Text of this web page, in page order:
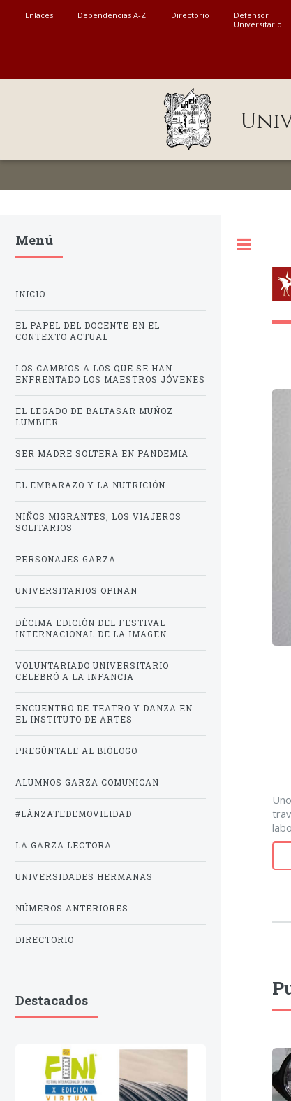
MENÚ
Dependencias A-Z
Plataforma Garza
Personal
Alumni
Enlaces Dependencias A-Z Directorio
Defensor
Universitario
Menú
INICIO
EL PAPEL DEL DOCENTE EN EL
CONTEXTO ACTUAL
LOS CAMBIOS A LOS QUE SE HAN
ENFRENTADO LOS MAESTROS JÓVENES
EL LEGADO DE BALTASAR MUÑOZ
LUMBIER
SER MADRE SOLTERA EN PANDEMIA
EL EMBARAZO Y LA NUTRICIÓN
NIÑOS MIGRANTES, LOS VIAJEROS
SOLITARIOS
PERSONAJES GARZA
UNIVERSITARIOS OPINAN
DÉCIMA EDICIÓN DEL FESTIVAL
INTERNACIONAL DE LA IMAGEN
VOLUNTARIADO UNIVERSITARIO
CELEBRÓ A LA INFANCIA
ENCUENTRO DE TEATRO Y DANZA EN
EL INSTITUTO DE ARTES
PREGÚNTALE AL BIÓLOGO
ALUMNOS GARZA COMUNICAN
#LÁNZATEDEMOVILIDAD
LA GARZA LECTORA
UNIVERSIDADES HERMANAS
NÚMEROS ANTERIORES
DIRECTORIO
Destacados